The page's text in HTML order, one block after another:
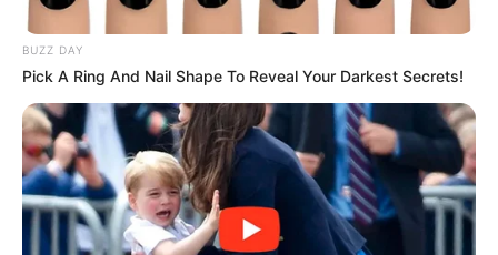
hogy az unalom nem lép
be a házadba, ha családod
van
Valószínűleg mindannyiunk családjában vannak
olyan emberek, akik szeretnek nevetési helyzeteket